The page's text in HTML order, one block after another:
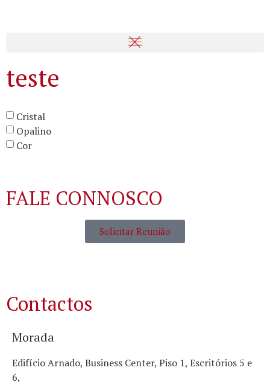
teste
Cristal
Opalino
Cor
FALE CONNOSCO
Solicitar Reunião
Contactos
Morada
Edifício Arnado, Business Center, Piso 1, Escritórios 5 e
6,